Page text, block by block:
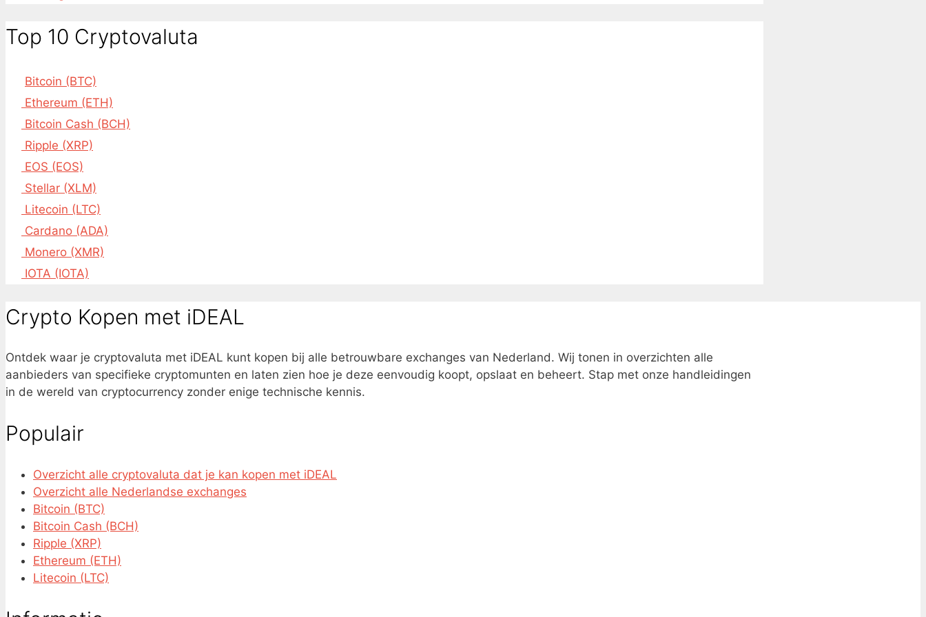
Top 10 Cryptovaluta
Bitcoin (BTC)
Ethereum (ETH)
Bitcoin Cash (BCH)
Ripple (XRP)
EOS (EOS)
Stellar (XLM)
Litecoin (LTC)
Cardano (ADA)
Monero (XMR)
IOTA (IOTA)
Crypto Kopen met iDEAL
Ontdek waar je cryptovaluta met iDEAL kunt kopen bij alle betrouwbare exchanges van Nederland. Wij tonen in overzichten alle
aanbieders van specifieke cryptomunten en laten zien hoe je deze eenvoudig koopt, opslaat en beheert. Stap met onze handleidingen
in de wereld van cryptocurrency zonder enige technische kennis.
Populair
Overzicht alle cryptovaluta dat je kan kopen met iDEAL
Overzicht alle Nederlandse exchanges
Bitcoin (BTC)
Bitcoin Cash (BCH)
Ripple (XRP)
Ethereum (ETH)
Litecoin (LTC)